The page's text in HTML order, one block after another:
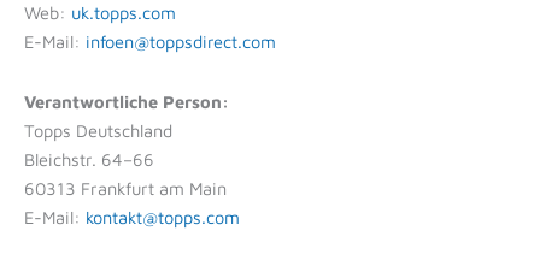
Web: uk.topps.com
E-Mail: infoen@toppsdirect.com
Verantwortliche Person:
Topps Deutschland
Bleichstr. 64–66
60313 Frankfurt am Main
E-Mail: kontakt@topps.com